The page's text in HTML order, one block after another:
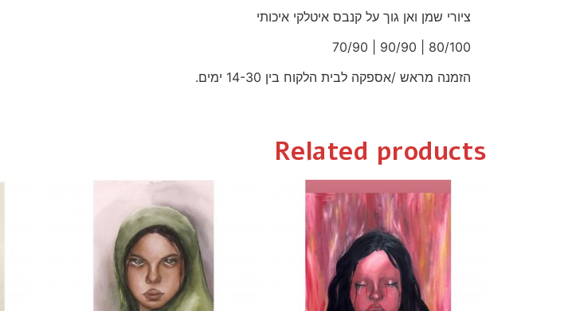
ציורי שמן ואן גוך על קנבס איטלקי איכותי
80/100 | 90/90 | 70/90
הזמנה מראש /אספקה לבית הלקוח בין 14-30 ימים.
Related products